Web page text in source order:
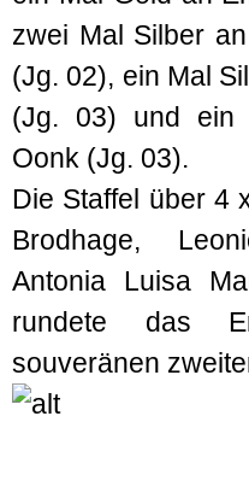
zwei Mal Silber
(Jg. 02), ein Mal
(Jg. 03) und ein
Oonk (Jg. 03).
Die Staffel über 4
Brodhage,
Antonia Luisa
rundete das
souveränen